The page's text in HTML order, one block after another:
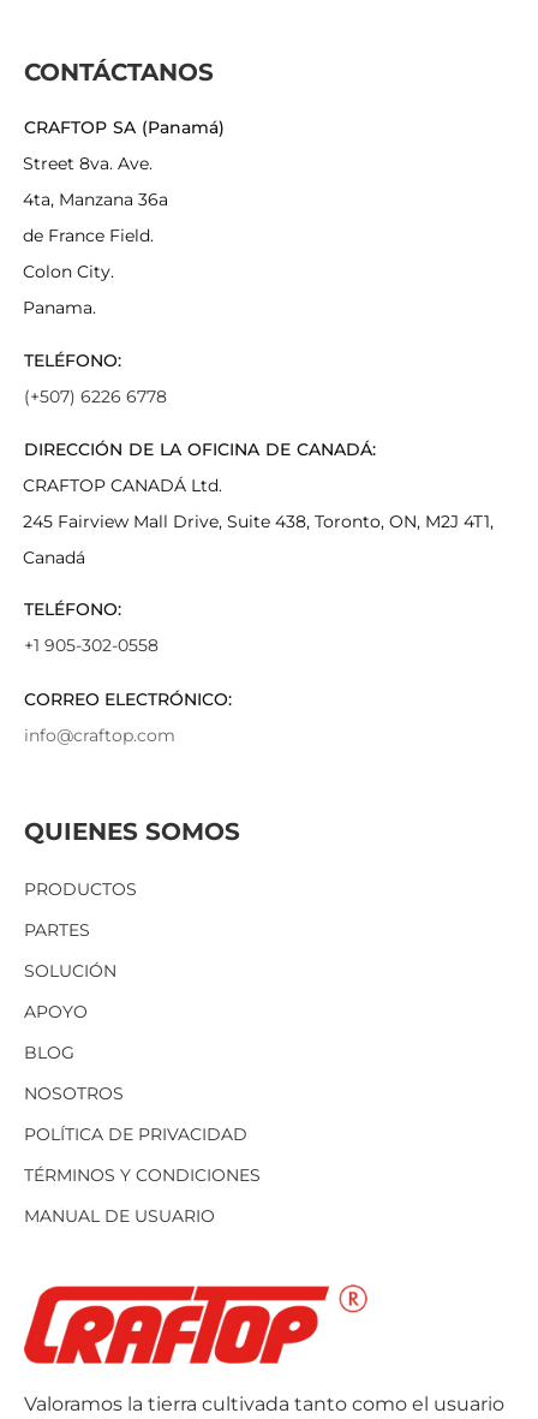
Valoramos la tierra cultivada tanto como el usuario
QUIENES SOMOS
PRODUCTOS
PARTES
SOLUCIÓN
APOYO
BLOG
NOSOTROS
POLÍTICA DE PRIVACIDAD
TÉRMINOS Y CONDICIONES
MANUAL DE USUARIO
CONTÁCTANOS
CRAFTOP SA (Panamá)
Street 8va. Ave.
4ta, Manzana 36a
de France Field.
Colon City.
Panama.
TELÉFONO:
(+507) 6226 6778
DIRECCIÓN DE LA OFICINA DE CANADÁ:
CRAFTOP CANADÁ Ltd.
245 Fairview Mall Drive, Suite 438, Toronto, ON, M2J 4T1,
Canadá
TELÉFONO:
+1 905-302-0558
CORREO ELECTRÓNICO:
info@craftop.com